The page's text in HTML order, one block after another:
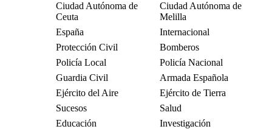
Ciudad Autónoma de
Ceuta
Ciudad Autónoma de
Melilla
España
Internacional
Protección Civil
Bomberos
Policía Local
Policía Nacional
Guardia Civil
Armada Española
Ejército del Aire
Ejército de Tierra
Sucesos
Salud
Educación
Investigación